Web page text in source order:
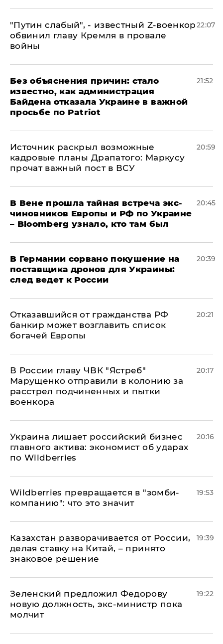
​"Путин слабый", - известный Z-военкор
обвинил главу Кремля в провале
войны
22:07
Без объяснения причин: стало
известно, как администрация
Байдена отказала Украине в важной
просьбе по Patriot
21:52
​Источник раскрыл возможные
кадровые планы Драпатого: Маркусу
прочат важный пост в ВСУ
20:59
В Вене прошла тайная встреча экс-
чиновников Европы и РФ по Украине
– Bloomberg узнало, кто там был
20:45
​В Германии сорвано покушение на
поставщика дронов для Украины:
след ведет к России
20:39
Отказавшийся от гражданства РФ
банкир может возглавить список
богачей Европы
20:21
В России главу ЧВК "Ястреб"
Марущенко отправили в колонию за
расстрел подчиненных и пытки
военкора
20:17
​Украина лишает российский бизнес
главного актива: экономист об ударах
по Wildberries
20:16
Wildberries превращается в "зомби-
компанию": что это значит
19:53
Казахстан разворачивается от России,
делая ставку на Китай, – принято
знаковое решение
19:39
Зеленский предложил Федорову
новую должность, экс-министр пока
молчит
19:22